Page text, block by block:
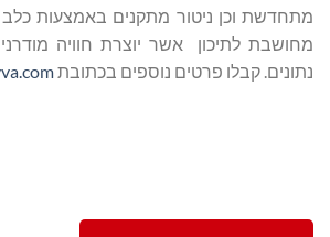
מתחדשת וכן ניטור מתקנים באמצעות כלב
מחושבת לתיכון אשר יוצרת חוויה
נתונים. קבלו פרטים נוספים בכתובת